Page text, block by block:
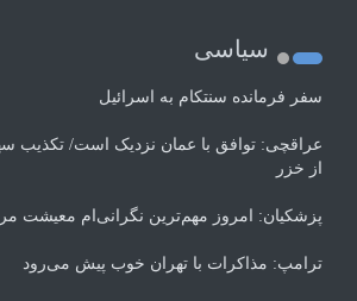
سیاسی
سفر فرمانده سنتکام به اسرائیل
از خزر
پزشکیان: امروز مهم‌ترین نگرانی‌ام معیشت
ترامپ: مذاکرات با تهران خوب پیش می‌رود